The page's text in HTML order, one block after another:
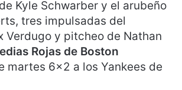
Kyle Schwarber y el arubeño
tres impulsadas del
Verdugo y pitcheo de Nathan
Rojas de Boston
martes 6×2 a los Yankees de